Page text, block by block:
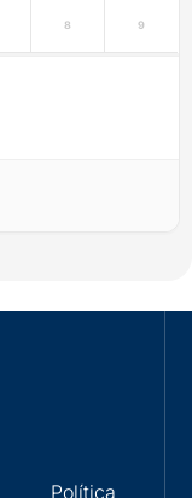
8 9
Política